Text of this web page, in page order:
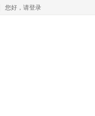
您好， 请登录